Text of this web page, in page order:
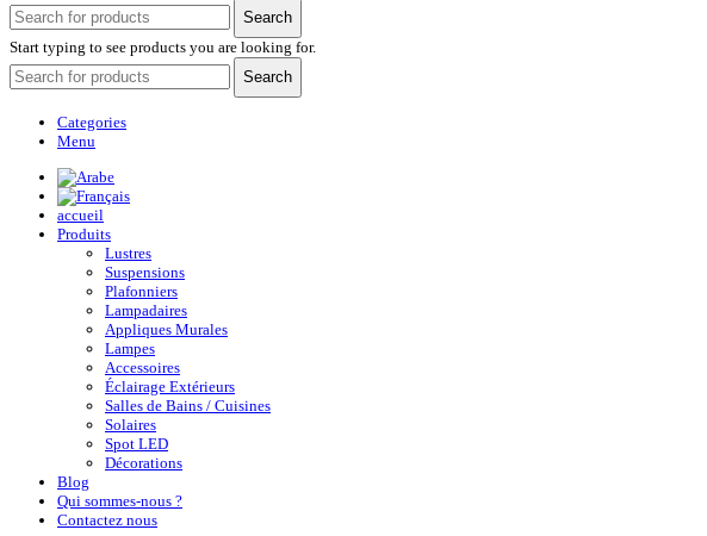
Search
Start typing to see products you are looking for.
Search
Categories
Menu
accueil
Produits
Lustres
Suspensions
Plafonniers
Lampadaires
Appliques Murales
Lampes
Accessoires
Éclairage Extérieurs
Salles de Bains / Cuisines
Solaires
Spot LED
Décorations
Blog
Qui sommes-nous ?
Contactez nous